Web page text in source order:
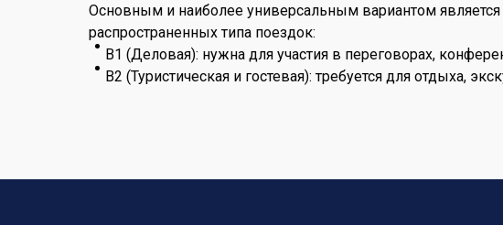
Основным и наиболее универсальным вариантом
распространенных типа поездок:
B1 (Деловая): нужна для участия в переговорах,
B2 (Туристическая и гостевая): требуется для отдыха,